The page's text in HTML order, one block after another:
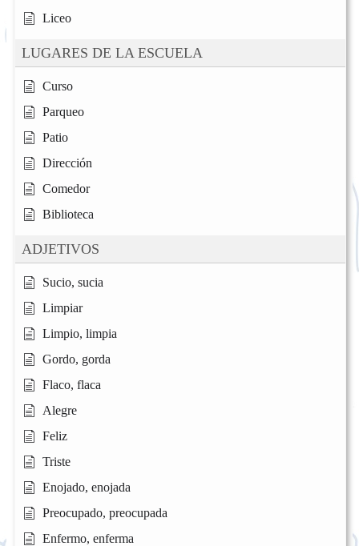
Liceo
LUGARES DE LA ESCUELA
Curso
Parqueo
Patio
Dirección
Comedor
Biblioteca
ADJETIVOS
Sucio, sucia
Limpiar
Limpio, limpia
Gordo, gorda
Flaco, flaca
Alegre
Feliz
Triste
Enojado, enojada
Preocupado, preocupada
Enfermo, enferma